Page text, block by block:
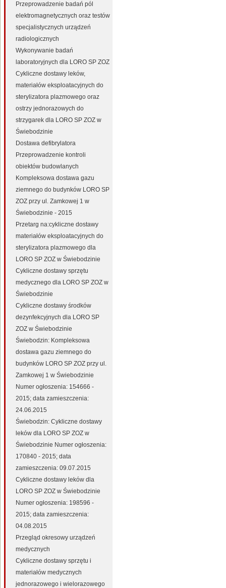
Przeprowadzenie badań pól
elektromagnetycznych oraz testów
specjalistycznych urządzeń
radiologicznych
Wykonywanie badań
laboratoryjnych dla LORO SP ZOZ
Cykliczne dostawy leków,
materiałów eksploatacyjnych do
sterylizatora plazmowego oraz
ostrzy jednorazowych do
strzygarek dla LORO SP ZOZ w
Świebodzinie
Dostawa defibrylatora
Przeprowadzenie kontroli
obiektów budowlanych
Kompleksowa dostawa gazu
ziemnego do budynków LORO SP
ZOZ przy ul. Zamkowej 1 w
Świebodzinie - 2015
Przetarg na:cykliczne dostawy
materiałów eksploatacyjnych do
sterylizatora plazmowego dla
LORO SP ZOZ w Świebodzinie
Cykliczne dostawy sprzętu
medycznego dla LORO SP ZOZ w
Świebodzinie
Cykliczne dostawy środków
dezynfekcyjnych dla LORO SP
ZOZ w Świebodzinie
Świebodzin: Kompleksowa
dostawa gazu ziemnego do
budynków LORO SP ZOZ przy ul.
Zamkowej 1 w Świebodzinie
Numer ogłoszenia: 154666 -
2015; data zamieszczenia:
24.06.2015
Świebodzin: Cykliczne dostawy
leków dla LORO SP ZOZ w
Świebodzinie Numer ogłoszenia:
170840 - 2015; data
zamieszczenia: 09.07.2015
Cykliczne dostawy leków dla
LORO SP ZOZ w Świebodzinie
Numer ogłoszenia: 198596 -
2015; data zamieszczenia:
04.08.2015
Przegląd okresowy urządzeń
medycznych
Cykliczne dostawy sprzętu i
materiałów medycznych
jednorazowego i wielorazowego